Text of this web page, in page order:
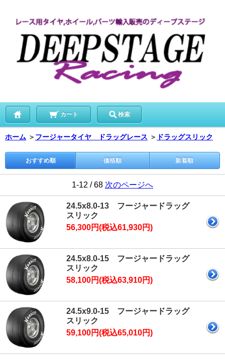
カート 検索
ホーム ＞ フージャータイヤ ドラッグレース ＞ ドラッグスリック
おすすめ順 価格順 新着順
1-12 / 68 次のページへ
24.5x8.0-13 フージャードラッグ
スリック
56,300円(税込61,930円)
24.5x8.0-15 フージャードラッグ
スリック
58,100円(税込63,910円)
24.5x9.0-15 フージャードラッグ
スリック
59,100円(税込65,010円)